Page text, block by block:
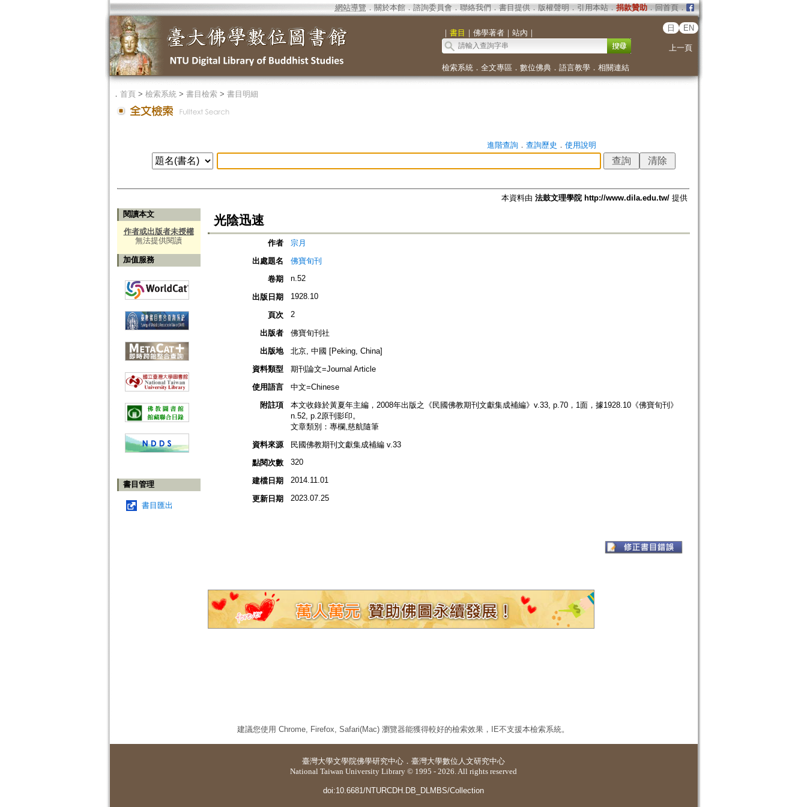
網站導覽 ． 關於本館． 諮詢委員會． 聯絡我們 ． 書目提供． 版權聲明 ． 引用本站． 捐款贊助．回首頁．
｜ 書目 ｜ 佛學著者｜ 站內 ｜
日 EN
上一頁
檢索系統． 全文專區 ． 數位佛典． 語言教學． 相關連結
． 首頁> 檢索系統> 書目檢索> 書目明細
進階查詢． 查詢歷史 ． 使用說明
本資料由 法鼓文理學院 http://www.dila.edu.tw/提供
閱讀本文
作者或出版者未授權
無法提供閱讀
加值服務
書目管理
書目匯出
光陰迅速
作者
宗月
出處題名
佛寶旬刊
卷期
n.52
出版日期 1928.10
頁次 2
出版者
佛寶旬刊社
出版地
北京, 中國 [Peking, China]
資料類型
期刊論文=Journal Article
使用語言
中文=Chinese
附註項
本文收錄於黃夏年主編，2008年出版之《民國佛教期刊文獻集成補編》v.33, p.70，1面，據1928.10《佛寶旬刊》
n.52, p.2原刊影印。
文章類別：專欄,慈航隨筆
資料來源
民國佛教期刊文獻集成補編 v.33
點閱次數
320
建檔日期 2014.11.01
更新日期 2023.07.25
建議您使用 Chrome, Firefox, Safari(Mac) 瀏覽器能獲得較好的檢索效果，IE不支援本檢索系統。
臺灣大學文學院佛學研究中心 ． 臺灣大學數位人文研究中心
National Taiwan University Library © 1995 - 2026. All rights reserved
doi:10.6681/NTURCDH.DB_DLMBS/Collection